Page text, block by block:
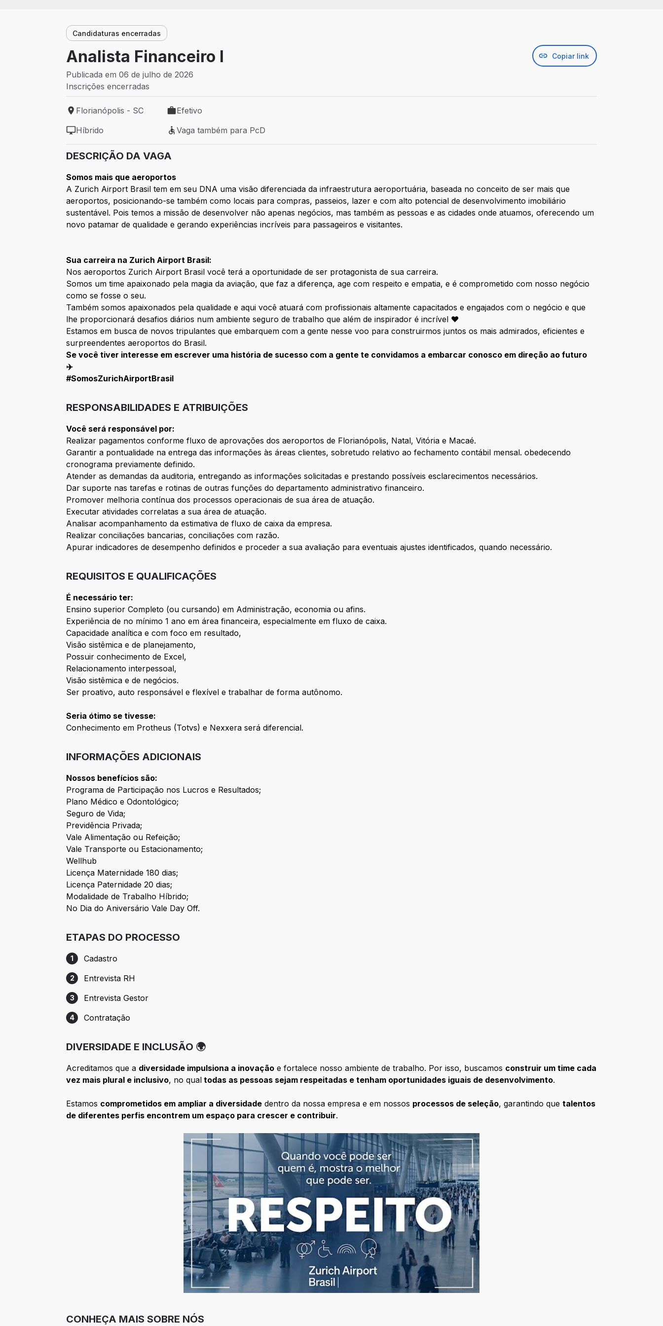
Candidaturas encerradas
Analista Financeiro I Copiar link
Publicada em 06 de julho de 2026
Inscrições encerradas
Local de trabalho: Florianópolis - SC
Florianópolis - SC
Tipo de vaga: Efetivo
Efetivo
Modelo de trabalho: Híbrido
Híbrido
Vaga também para PcD
Vaga também para PcD
DESCRIÇÃO DA VAGA
Somos mais que aeroportos
A Zurich Airport Brasil tem em seu DNA uma visão diferenciada da infraestrutura aeroportuária, baseada no conceito de ser mais que
aeroportos, posicionando-se também como locais para compras, passeios, lazer e com alto potencial de desenvolvimento imobiliário
sustentável. Pois temos a missão de desenvolver não apenas negócios, mas também as pessoas e as cidades onde atuamos, oferecendo um
novo patamar de qualidade e gerando experiências incríveis para passageiros e visitantes.
Sua carreira na Zurich Airport Brasil:
Nos aeroportos Zurich Airport Brasil você terá a oportunidade de ser protagonista de sua carreira.
Somos um time apaixonado pela magia da aviação, que faz a diferença, age com respeito e empatia, e é comprometido com nosso negócio
como se fosse o seu.
Também somos apaixonados pela qualidade e aqui você atuará com profissionais altamente capacitados e engajados com o negócio e que
lhe proporcionará desafios diários num ambiente seguro de trabalho que além de inspirador é incrível ❤️
Estamos em busca de novos tripulantes que embarquem com a gente nesse voo para construirmos juntos os mais admirados, eficientes e
surpreendentes aeroportos do Brasil.
Se você tiver interesse em escrever uma história de sucesso com a gente te convidamos a embarcar conosco em direção ao futuro
✈️
#SomosZurichAirportBrasil
RESPONSABILIDADES E ATRIBUIÇÕES
Você será responsável por:
Realizar pagamentos conforme fluxo de aprovações dos aeroportos de Florianópolis, Natal, Vitória e Macaé.
Garantir a pontualidade na entrega das informações às áreas clientes, sobretudo relativo ao fechamento contábil mensal. obedecendo
cronograma previamente definido.
Atender as demandas da auditoria, entregando as informações solicitadas e prestando possíveis esclarecimentos necessários.
Dar suporte nas tarefas e rotinas de outras funções do departamento administrativo financeiro.
Promover melhoria contínua dos processos operacionais de sua área de atuação.
Executar atividades correlatas a sua área de atuação.
Analisar acompanhamento da estimativa de fluxo de caixa da empresa.
Realizar conciliações bancarias, conciliações com razão.
Apurar indicadores de desempenho definidos e proceder a sua avaliação para eventuais ajustes identificados, quando necessário.
REQUISITOS E QUALIFICAÇÕES
É necessário ter:
Ensino superior Completo (ou cursando) em Administração, economia ou afins.
Experiência de no mínimo 1 ano em área financeira, especialmente em fluxo de caixa.
Capacidade analítica e com foco em resultado,
Visão sistêmica e de planejamento,
Possuir conhecimento de Excel,
Relacionamento interpessoal,
Visão sistêmica e de negócios.
Ser proativo, auto responsável e flexível e trabalhar de forma autônomo.
Seria ótimo se tivesse:
Conhecimento em Protheus (Totvs) e Nexxera será diferencial.
INFORMAÇÕES ADICIONAIS
Nossos benefícios são:
Programa de Participação nos Lucros e Resultados;
Plano Médico e Odontológico;
Seguro de Vida;
Previdência Privada;
Vale Alimentação ou Refeição;
Vale Transporte ou Estacionamento;
Wellhub
Licença Maternidade 180 dias;
Licença Paternidade 20 dias;
Modalidade de Trabalho Híbrido;
No Dia do Aniversário Vale Day Off.
ETAPAS DO PROCESSO
Etapa 1: Cadastro
1 Cadastro
Etapa 2: Entrevista RH
2 Entrevista RH
Etapa 3: Entrevista Gestor
3 Entrevista Gestor
Etapa 4: Contratação
4 Contratação
DIVERSIDADE E INCLUSÃO 🌍
Acreditamos que a diversidade impulsiona a inovação e fortalece nosso ambiente de trabalho. Por isso, buscamos construir um time cada
vez mais plural e inclusivo, no qual todas as pessoas sejam respeitadas e tenham oportunidades iguais de desenvolvimento.
Estamos comprometidos em ampliar a diversidade dentro da nossa empresa e em nossos processos de seleção, garantindo quetalentos
de diferentes perfis encontrem um espaço para crescer e contribuir.
CONHEÇA MAIS SOBRE NÓS